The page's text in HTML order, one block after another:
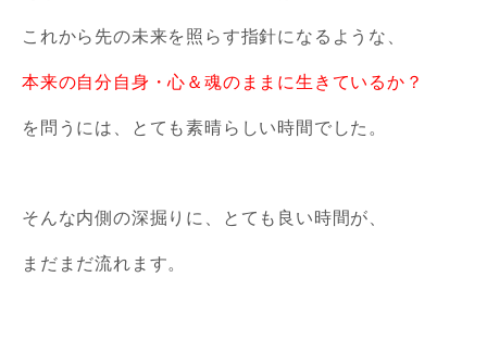
これから先の未来を照らす指針になるような、
本来の自分自身・心＆魂のままに生きているか？
を問うには、とても素晴らしい時間でした。
そんな内側の深掘りに、とても良い時間が、
まだまだ流れます。